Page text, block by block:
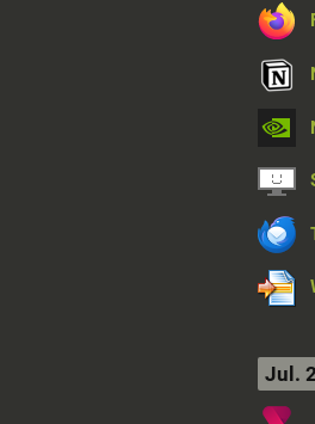
Jul.